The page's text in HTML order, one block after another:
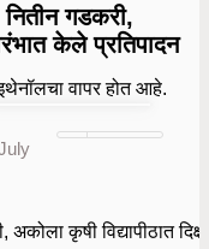
नितीन गडकरी,
केले प्रतिपादन
वापर होत आहे.